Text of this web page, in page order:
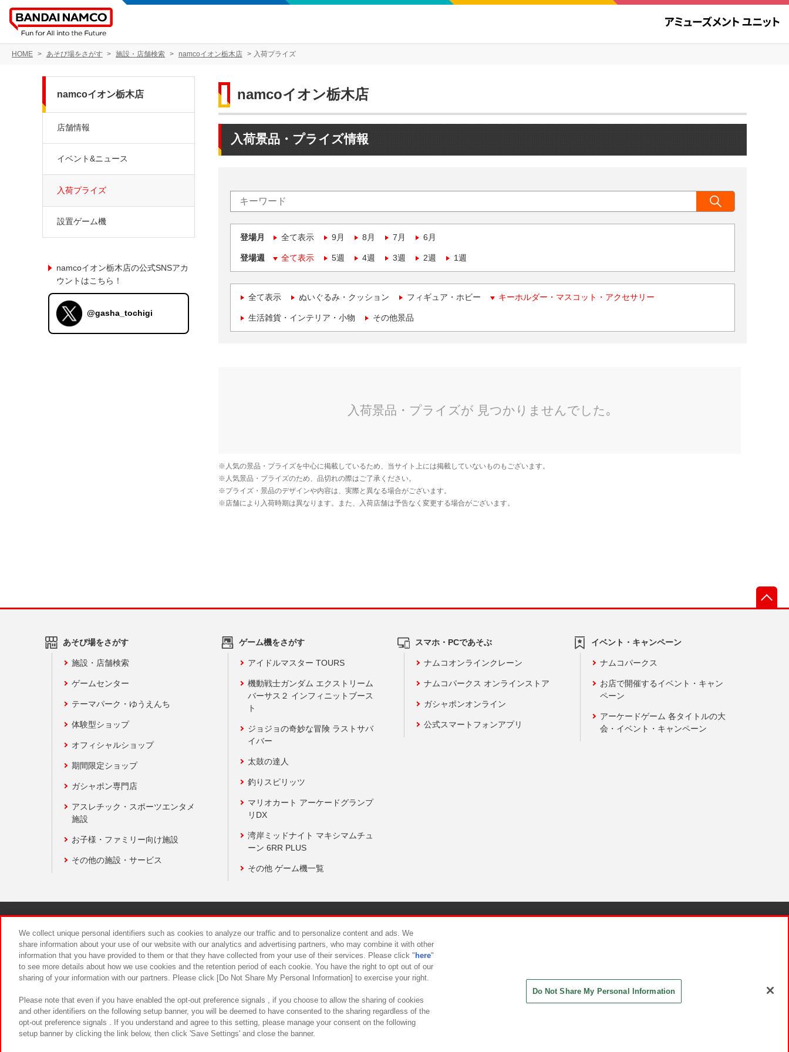
HOME あそび場をさがす 施設・店舗検索 namcoイオン栃木店 入荷プライズ
namcoイオン栃木店
入荷景品・プライズ情報
登場月 全て表示 9月 8月 7月 6月
登場週 全て表示 5週 4週 3週 2週 1週
全て表示 ぬいぐるみ・クッション フィギュア・ホビー キーホルダー・マスコット・アクセサリー
生活雑貨・インテリア・小物 その他景品
namcoイオン栃木店
店舗情報
イベント&ニュース
入荷プライズ
設置ゲーム機
namcoイオン栃木店の公式SNSアカ
ウントはこちら！
@gasha_tochigi
あそび場をさがす
施設・店舗検索
ゲームセンター
テーマパーク・ゆうえんち
体験型ショップ
オフィシャルショップ
期間限定ショップ
ガシャポン専門店
アスレチック・スポーツエンタメ
施設
お子様・ファミリー向け施設
その他の施設・サービス
ゲーム機をさがす
アイドルマスター TOURS
機動戦士ガンダム エクストリーム
バーサス２ インフィニットブース
ト
ジョジョの奇妙な冒険 ラストサバ
イバー
太鼓の達人
釣りスピリッツ
マリオカート アーケードグランプ
リDX
湾岸ミッドナイト マキシマムチュ
ーン 6RR PLUS
その他 ゲーム機一覧
スマホ・PCであそぶ
ナムコオンラインクレーン
ナムコパークス オンラインストア
ガシャポンオンライン
公式スマートフォンアプリ
イベント・キャンペーン
ナムコパークス
お店で開催するイベント・キャン
ペーン
アーケードゲーム 各タイトルの大
会・イベント・キャンペーン
食品のご提供について カスタマーハラスメント対応方針
We collect unique personal identifiers such as cookies to analyze our traffic and to personalize content and ads. We
share information about your use of our website with our analytics and advertising partners, who may combine it with other
information that you have provided to them or that they have collected from your use of their services. Please click " here"
to see more details about how we use cookies and the retention period of each cookie. You have the right to opt out of our
sharing of your information with our partners. Please click [Do Not Share My Personal Information] to exercise your right.
Please note that even if you have enabled the opt-out preference signals , if you choose to allow the sharing of cookies
and other identifiers on the following setup banner, you will be deemed to have consented to the sharing regardless of the
opt-out preference signals . If you understand and agree to this setting, please manage your consent on the following
setup banner by clicking the link below, then click 'Save Settings' and close the banner.
Do Not Share My Personal Information